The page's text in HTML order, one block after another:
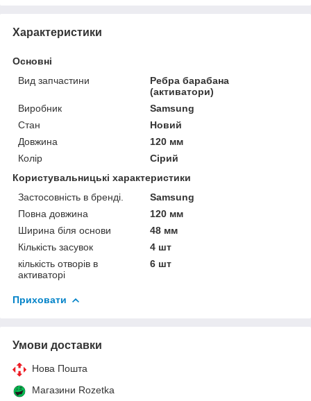
Характеристики
Основні
Вид запчастини
Ребра барабана
(активатори)
Виробник
Samsung
Стан
Новий
Довжина
120 мм
Колір
Сірий
Користувальницькі характеристики
Застосовність в бренді.
Samsung
Повна довжина
120 мм
Ширина біля основи
48 мм
Кількість засувок
4 шт
кількість отворів в
активаторі
6 шт
Приховати
Умови доставки
Нова Пошта
Магазини Rozetka